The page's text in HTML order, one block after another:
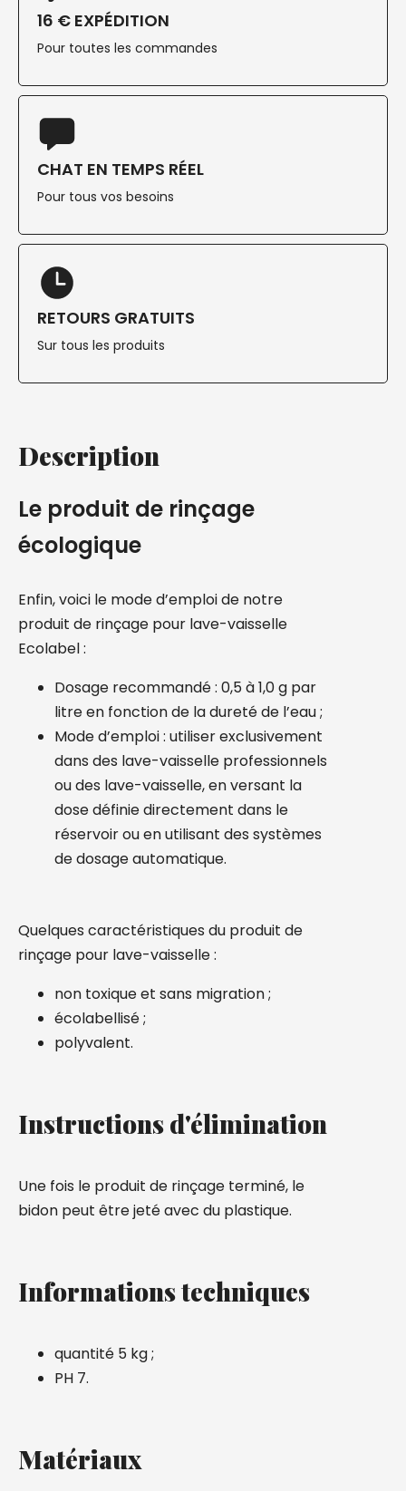
16 € EXPÉDITION
Pour toutes les commandes
CHAT EN TEMPS RÉEL
Pour tous vos besoins
RETOURS GRATUITS
Sur tous les produits
Description
Le produit de rinçage
écologique
Enfin, voici le mode d’emploi de notre
produit de rinçage pour lave-vaisselle
Ecolabel :
Dosage recommandé : 0,5 à 1,0 g par
litre en fonction de la dureté de l’eau ;
Mode d’emploi : utiliser exclusivement
dans des lave-vaisselle professionnels
ou des lave-vaisselle, en versant la
dose définie directement dans le
réservoir ou en utilisant des systèmes
de dosage automatique.
Quelques caractéristiques du produit de
rinçage pour lave-vaisselle :
non toxique et sans migration ;
écolabellisé ;
polyvalent.
Instructions d'élimination
Une fois le produit de rinçage terminé, le
bidon peut être jeté avec du plastique.
Informations techniques
quantité 5 kg ;
PH 7.
Matériaux